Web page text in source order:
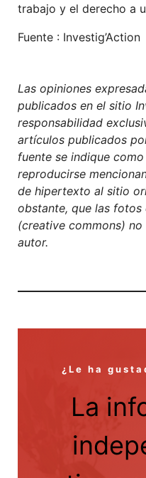
trabajo y el derecho a
Fuente : Investig’Action
Las opiniones
publicados en el sitio
responsabilidad
artículos publicados
fuente se indique
reproducirse
de hipertexto al sitio
obstante, que las fotos
(creative commons)
autor.
¿Le ha
La